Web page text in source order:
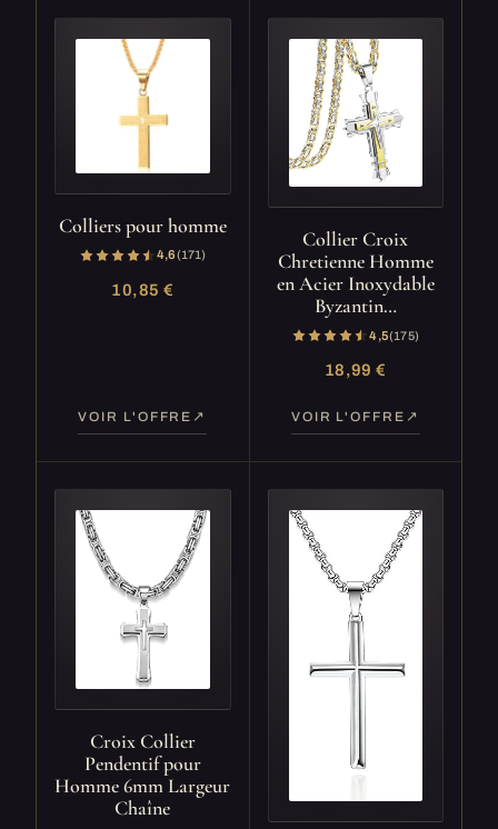
Colliers pour homme
4,6(171)
10,85 €
VOIR L'OFFRE
Collier Croix
Chretienne Homme
en Acier Inoxydable
Byzantin…
4,5(175)
18,99 €
VOIR L'OFFRE
Croix Collier
Pendentif pour
Homme 6mm Largeur
Chaîne